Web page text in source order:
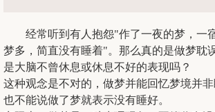
经常听到有人抱怨"作了一夜的梦，一
梦多，简直没有睡着"。那么真的是做梦耽
是大脑不曾休息或休息不好的表现吗？
这种观念是不对的，做梦并能回忆梦境并非
也不能说做了梦就表示没有睡好。